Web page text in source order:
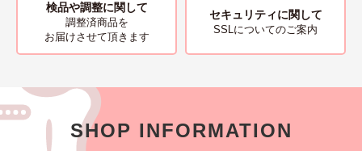
検品や調整に関して
調整済商品を
お届けさせて頂きます
セキュリティに関して
SSLについてのご案内
SHOP INFORMATION